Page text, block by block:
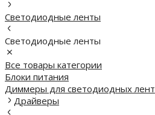
Светодиодные ленты
Светодиодные ленты
Все товары категории
Блоки питания
Диммеры для светодиодных лент
Драйверы